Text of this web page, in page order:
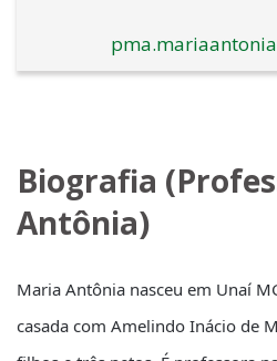
Biografia
Antônia)
Maria Antônia nasceu em Unaí
casada com Amelindo Inácio de